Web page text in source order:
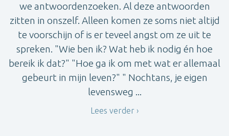
we antwoordenzoeken. Al deze antwoorden
zitten in onszelf. Alleen komen ze soms niet altijd
te voorschijn of is er teveel angst om ze uit te
spreken. "Wie ben ik? Wat heb ik nodig én hoe
bereik ik dat?" "Hoe ga ik om met wat er allemaal
gebeurt in mijn leven?" " Nochtans, je eigen
levensweg ...
Lees verder